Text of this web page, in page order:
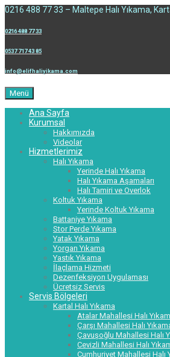
0216 488 77 33 – Maltepe Halı Yıkama,
0216 488 77 33
0537 717 43 85
info@elifhaliyikama.com
Menü
Ana Sayfa
Kurumsal
Hakkımızda
Videolar
Hizmetlerimiz
Halı Yıkama
Yerinde Halı Yıkama
Halı Yıkama Aşamaları
Halı Tamiri ve Overlok
Koltuk Yıkama
Yerinde Koltuk Yıkama
Battaniye Yıkama
Stor Perde Yıkama
Yatak Yıkama
Yorgan Yıkama
Yastık Yıkama
İlaçlama Hizmeti
Dezenfeksiyon Uygulaması
Ücretsiz Servis
Servis Bölgeleri
Kartal Halı Yıkama
Atalar Mahallesi Halı
Çarşı Mahallesi Halı
Çavuşoğlu Mahallesi Halı
Cevizli Mahallesi Halı
Cumhuriyet Mahallesi Halı